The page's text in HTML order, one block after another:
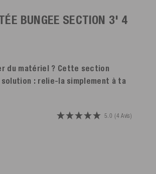
BUNGEE SECTION 3' 4
du matériel ? Cette section
: relie-la simplement à ta
5.0 (4 Avis)